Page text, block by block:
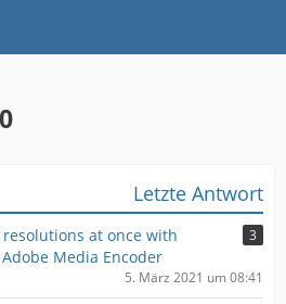
Letzte Antwort
at once with
Media Encoder
3
5. März 2021 um 08:41